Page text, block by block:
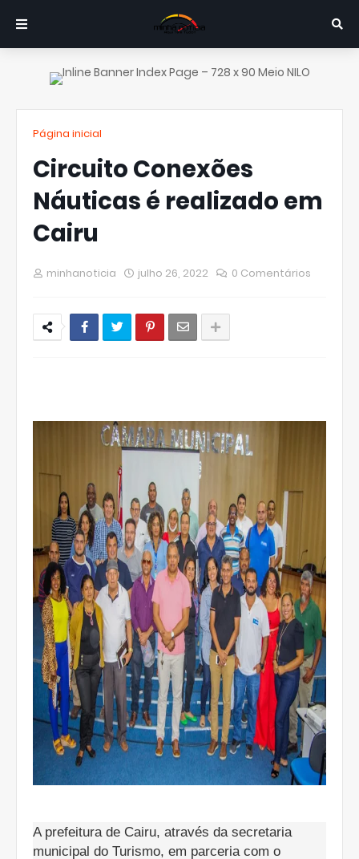
Página inicial
Circuito Conexões
Náuticas é realizado em
Cairu
minhanoticia julho 26, 2022 0 Comentários
A prefeitura de Cairu, através da secretaria
municipal do Turismo, em parceria com o